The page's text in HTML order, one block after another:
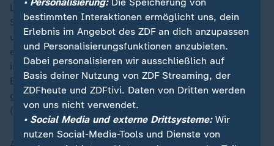
Lange Schlangen beim Bäcker und an der
Supermarktkasse, emsiges Treiben am Gemüsestand,
um noch frischen Spargel für die Festtafel zu
ergattern: Vor zwei aufeinander folgenden Feiertagen
ist traditionell noch einmal viel los im Einzelhandel.
Eine Schätzung, wie viel Umsatz am Karsamstag
gemacht wird, hat der Handelsverband Deutschland
(HDE) nicht.
bestimmten Interaktionen ermöglicht uns, dein
Erlebnis im Angebot des ZDF an dich anzupassen
und Personalisierungsfunktionen anzubieten.
Dabei personalisieren wir ausschließlich auf
Basis deiner Nutzung von ZDF Streaming, der
ZDFheute und ZDFtivi. Daten von Dritten werden
von uns nicht verwendet.
• Social Media und externe Drittsysteme:Wir
nutzen Social-Media-Tools und Dienste von